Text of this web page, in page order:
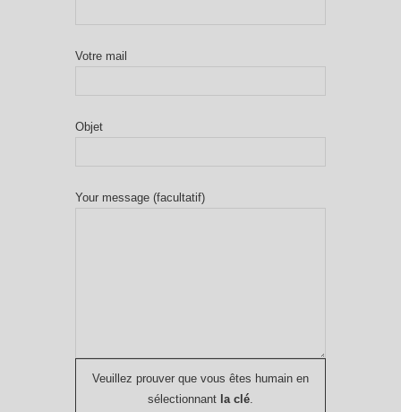
Votre mail
Objet
Your message (facultatif)
Veuillez prouver que vous êtes humain en
sélectionnant la clé.